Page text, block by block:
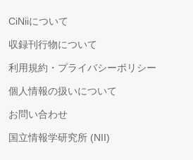
CiNiiについて
収録刊行物について
利用規約・プライバシーポリシー
個人情報の扱いについて
お問い合わせ
国立情報学研究所 (NII)